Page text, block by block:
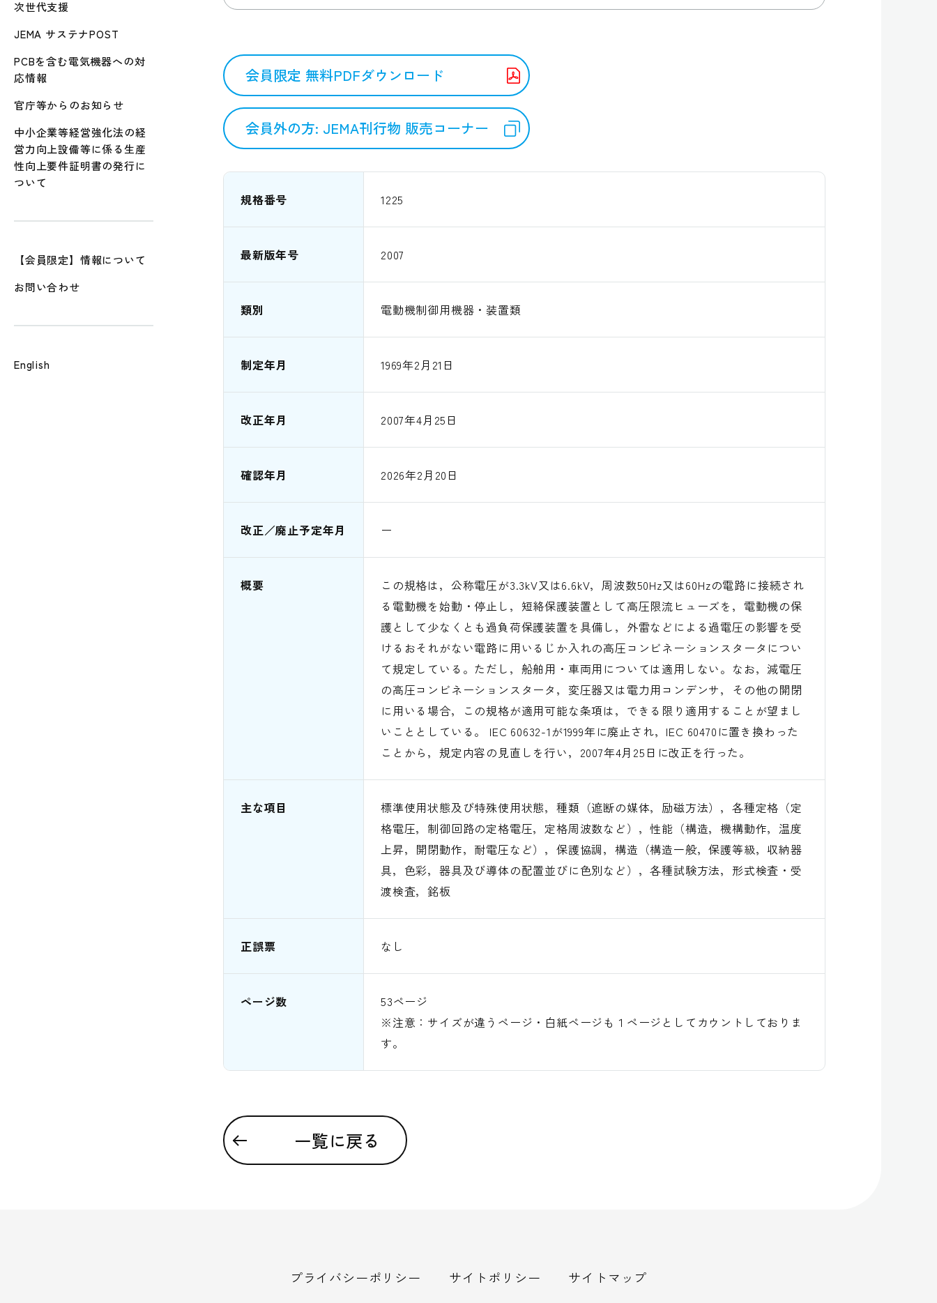
次世代支援
JEMA サステナPOST
PCBを含む電気機器への対
応情報
官庁等からのお知らせ
中小企業等経営強化法の経
営力向上設備等に係る生産
性向上要件証明書の発行に
ついて
【会員限定】情報について
お問い合わせ
English
会員限定 無料PDFダウンロード
会員外の方: JEMA刊行物 販売コーナー
規格番号 1225
最新版年号 2007
類別 電動機制御用機器・装置類
制定年月 1969年2月21日
改正年月 2007年4月25日
確認年月 2026年2月20日
改正／廃止予定年月 ー
概要
この規格は，公称電圧が3.3kV又は6.6kV，周波数50Hz又は60Hzの電路に接続され
る電動機を始動・停止し，短絡保護装置として高圧限流ヒューズを，電動機の保
護として少なくとも過負荷保護装置を具備し，外雷などによる過電圧の影響を受
けるおそれがない電路に用いるじか入れの高圧コンビネーションスタータについ
て規定している。ただし，船舶用・車両用については適用しない。なお，減電圧
の高圧コンビネーションスタータ，変圧器又は電力用コンデンサ，その他の開閉
に用いる場合，この規格が適用可能な条項は，できる限り適用することが望まし
いこととしている。 IEC 60632-1が1999年に廃止され，IEC 60470に置き換わった
ことから，規定内容の見直しを行い，2007年4月25日に改正を行った。
主な項目
標準使用状態及び特殊使用状態，種類（遮断の媒体，励磁方法），各種定格（定
格電圧，制御回路の定格電圧，定格周波数など），性能（構造，機構動作，温度
上昇，開閉動作，耐電圧など），保護協調，構造（構造一般，保護等級，収納器
具，色彩，器具及び導体の配置並びに色別など），各種試験方法，形式検査・受
渡検査，銘板
正誤票 なし
ページ数
53ページ
※注意：サイズが違うページ・白紙ページも１ページとしてカウントしておりま
す。
一覧に戻る
プライバシーポリシー サイトポリシー サイトマップ